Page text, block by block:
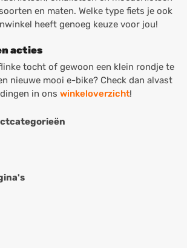
en maten. Welke type fiets je ook
heeft genoeg keuze voor jou!
acties
tocht of gewoon een klein rondje te
nieuwe mooi e-bike? Check dan alvast
in ons winkeloverzicht!